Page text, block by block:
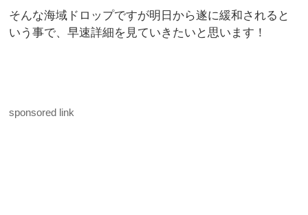
そんな海域ドロップですが明日から遂に緩和されると
いう事で、早速詳細を見ていきたいと思います！
sponsored link